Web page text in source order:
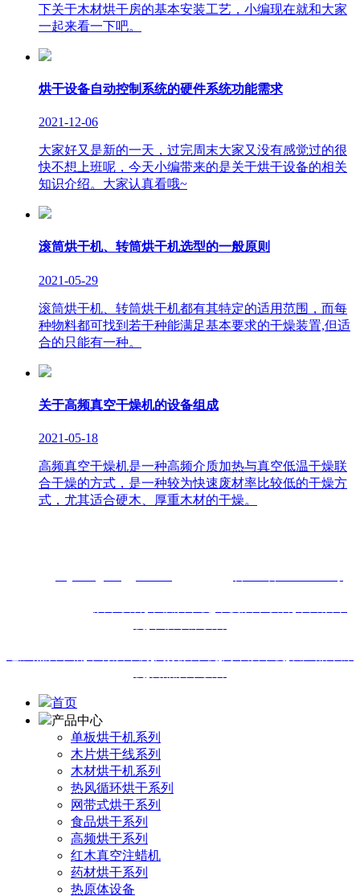
下关于木材烘干房的基本安装工艺，小编现在就和大家
一起来看一下吧。
烘干设备自动控制系统的硬件系统功能需求
2021-12-06
大家好又是新的一天，过完周末大家又没有感觉过的很
快不想上班呢，今天小编带来的是关于烘干设备的相关
知识介绍。大家认真看哦~
滚筒烘干机、转筒烘干机选型的一般原则
2021-05-29
滚筒烘干机、转筒烘干机都有其特定的适用范围，而每
种物料都可找到若干种能满足基本要求的干燥装置,但适
合的只能有一种。
关于高频真空干燥机的设备组成
2021-05-18
高频真空干燥机是一种高频介质加热与真空低温干燥联
合干燥的方式，是一种较为快速废材率比较低的干燥方
式，尤其适合硬木、厚重木材的干燥。
首页
产品中心
单板烘干机系列
木片烘干线系列
木材烘干机系列
热风循环烘干系列
网带式烘干系列
食品烘干系列
高频烘干系列
红木真空注蜡机
药材烘干系列
热原体设备